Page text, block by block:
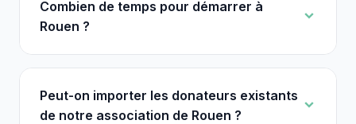
Combien de temps pour démarrer à
Rouen ?
Peut-on importer les donateurs existants
de notre association de Rouen ?